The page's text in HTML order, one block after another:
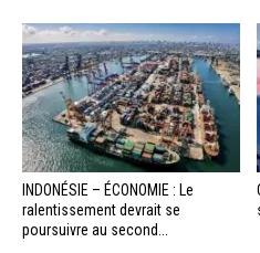
INDONÉSIE – ÉCONOMIE : Le
ralentissement devrait se
poursuivre au second...